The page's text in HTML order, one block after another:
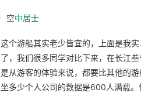
空中居士
这个游船其实老少皆宜的，上面是我
了，我们很多同学对比下来，在长江
是从游客的体验来说，都要比其他的
坐多少个人公司的数据是600人满载